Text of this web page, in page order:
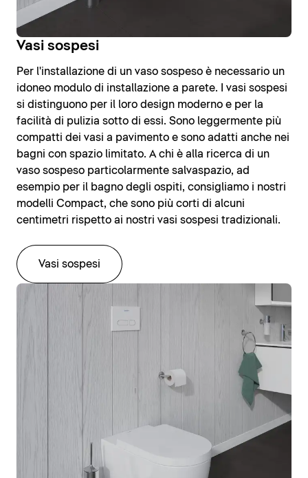
Vasi sospesi
Per l'installazione di un vaso sospeso è necessario un
idoneo modulo di installazione a parete. I vasi sospesi
si distinguono per il loro design moderno e per la
facilità di pulizia sotto di essi. Sono leggermente più
compatti dei vasi a pavimento e sono adatti anche nei
bagni con spazio limitato. A chi è alla ricerca di un
vaso sospeso particolarmente salvaspazio, ad
esempio per il bagno degli ospiti, consigliamo i nostri
modelli Compact, che sono più corti di alcuni
centimetri rispetto ai nostri vasi sospesi tradizionali.
Vasi sospesi